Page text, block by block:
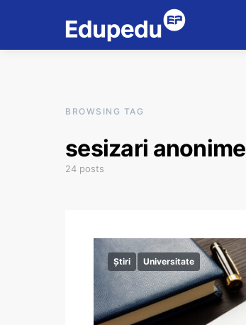
BROWSING TAG
sesizari anonime
24 posts
Știri Universitate